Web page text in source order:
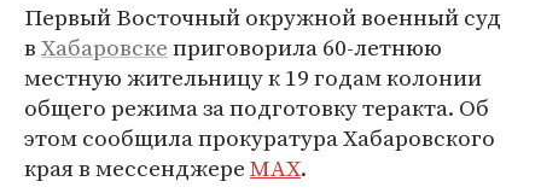
Первый Восточный окружной военный суд
вХабаровскеприговорила 60-летнюю
местную жительницу к 19 годам колонии
общего режима за подготовку теракта. Об
этом сообщила прокуратура Хабаровского
края в мессенджереMAX.